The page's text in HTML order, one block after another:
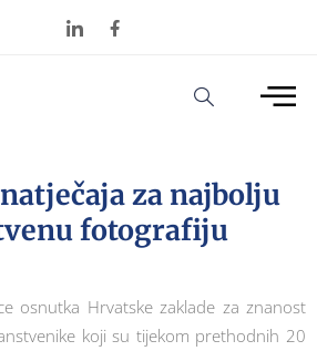
za najbolju
fotografiju
osnutka Hrvatske zaklade za znanost
koji su tijekom prethodnih 20